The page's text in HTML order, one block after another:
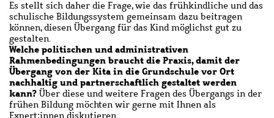
Es stellt sich daher die Frage, wie das frühkindliche und das
schulische Bildungssystem gemeinsam dazu beitragen
können, diesen Übergang für das Kind möglichst gut zu
gestalten.
Welche politischen und administrativen
Rahmenbedingungen braucht die Praxis, damit der
Übergang von der Kita in die Grundschule vor Ort
nachhaltig und partnerschaftlich gestaltet werden
kann? Über diese und weitere Fragen des Übergangs in der
frühen Bildung möchten wir gerne mit Ihnen als
Expert:innen diskutieren.